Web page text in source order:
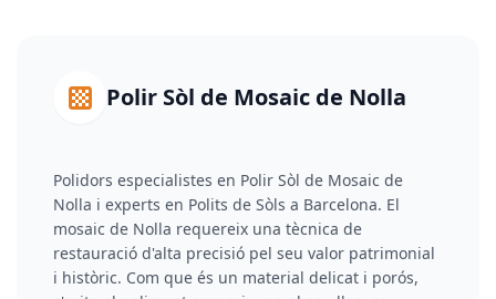
Polir Sòl de Mosaic de Nolla
Polidors especialistes en Polir Sòl de Mosaic de
Nolla i experts en Polits de Sòls a Barcelona. El
mosaic de Nolla requereix una tècnica de
restauració d'alta precisió pel seu valor patrimonial
i històric. Com que és un material delicat i porós,